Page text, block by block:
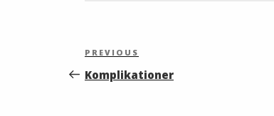
Inläggsnavigering
Previous
Post
PREVIOUS
Komplikationer